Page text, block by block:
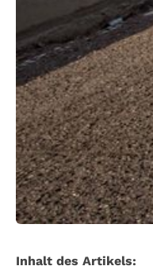
Inhalt des Artikels: